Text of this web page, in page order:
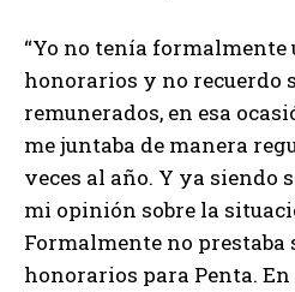
“Yo no tenía formalmente
honorarios y no recuerdo
remunerados, en esa
me juntaba de manera
veces al año. Y ya siendo
mi opinión sobre la
Formalmente no
honorarios para Penta.